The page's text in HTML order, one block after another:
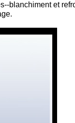
blanchiment et